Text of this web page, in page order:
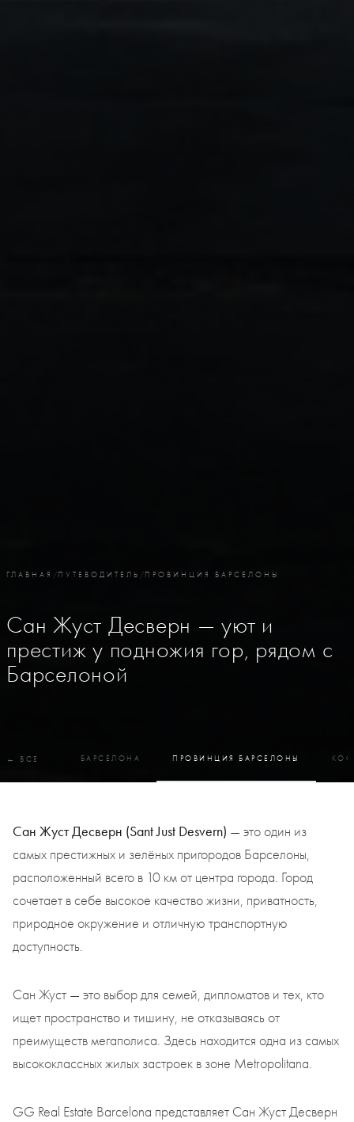
ГЛАВНАЯ /ПУТЕВОДИТЕЛЬ /ПРОВИНЦИЯ БАРСЕЛОНЫ
Сан Жуст Десверн — уют и
престиж у подножия гор, рядом с
Барселоной
← ВСЕ БАРСЕЛОНА ПРОВИНЦИЯ БАРСЕЛОНЫ
Сан Жуст Десверн (Sant Just Desvern) — это один из
самых престижных и зелёных пригородов Барселоны,
расположенный всего в 10 км от центра города. Город
сочетает в себе высокое качество жизни, приватность,
природное окружение и отличную транспортную
доступность.
Сан Жуст — это выбор для семей, дипломатов и тех, кто
ищет пространство и тишину, не отказываясь от
преимуществ мегаполиса. Здесь находится одна из самых
высококлассных жилых застроек в зоне Metropolitana.
GG Real Estate Barcelona представляет Сан Жуст Десверн